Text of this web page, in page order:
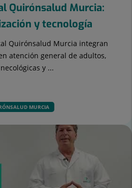
Quirónsalud Murcia:
y tecnología
Quirónsalud Murcia integran
atención general de adultos,
y ...
MURCIA